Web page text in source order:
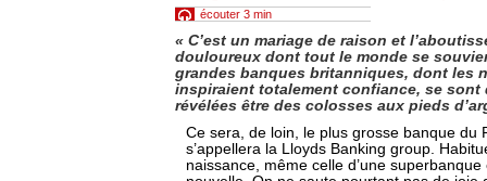
écouter 3 min
« C’est un mariage de raison et
douloureux dont tout le monde se
grandes banques britanniques, dont les
inspiraient totalement confiance, se sont
révélées être des colosses aux pieds
Ce sera, de loin, le plus grosse banque du
s’appellera la Lloyds Banking group.
naissance, même celle d’une